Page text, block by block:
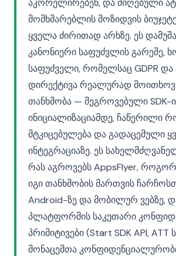
აკორელირებენ, და მიღებული
მომხმარებლის მოზიდვის
ყველა ძირითად არხზე. ეს
კანონიერი საფუძვლის გარეშე,
საფუძველი, რომელსაც GDPR და
დირექტივა რეალურად
თანხმობა — შეგროვებული SDK-
ინიციალიზაციამდე, ჩაწერილი
მტკიცებულება და გადაცემული
ინტეგრაციაზე. ეს
რას აგროვებს AppsFlyer,
იგი თანხმობის მართვის
Android-ზე და მობილურ ვებზე,
პლატფორმის საკუთარი
პრიმიტივები (Start SDK API, ATT
მონაცემთა